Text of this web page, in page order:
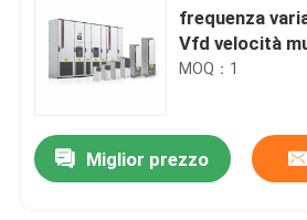
frequenza
Vfd velocità
0-1000V
MOQ：1
Miglior prezzo